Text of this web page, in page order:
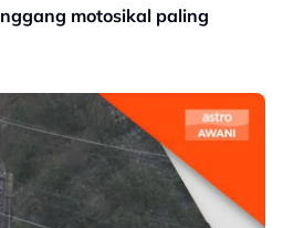
motosikal paling